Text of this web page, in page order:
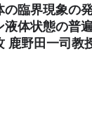
臨界現象の
体状態の普
鹿野田一司教